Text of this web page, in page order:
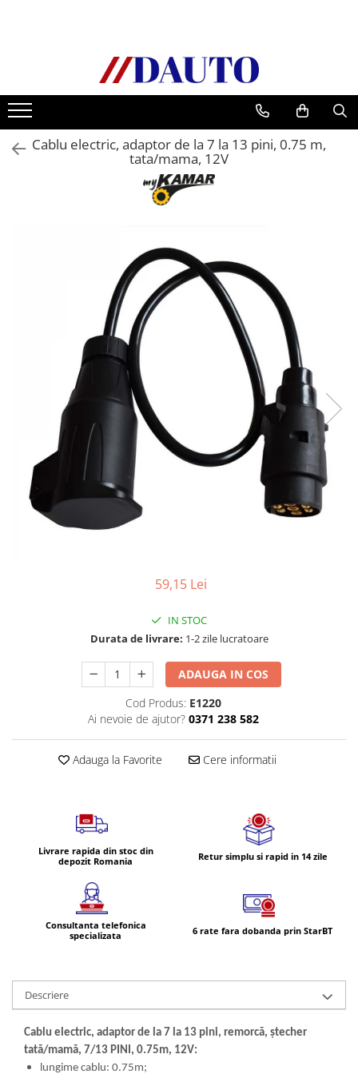
Bullbare, Suporti lumini camioane
Accesorii inox
DAF
CF Euro 6
Mercedes Actros
Mercedes Actros MP2
Mercedes Actros MP3
Mercedes Actros MP4, MP5
Mercedes Actros MP6
Scania R S G P Next Generation
Volvo Aero
Volvo FH 2 Euro 4
Volvo Model FM
Lumini, Becuri, Proiectoare
Accesorii iluminare LED camioane
Bare LED (LED Bar) off-road, auto
Becuri auto
Becuri Led Auto
Becuri Xenon Auto
Faruri Camioane, Utilaje &
Tractoare
Cablu electric, adaptor de la 7 la 13 pini, 0.75 m,
tata/mama, 12V
59,15 Lei
IN STOC
Durata de livrare: 1-2 zile lucratoare
ADAUGA IN COS
Cod Produs: E1220
Ai nevoie de ajutor? 0371 238 582
Adauga la Favorite Cere informatii
Livrare rapida din stoc din
depozit Romania
Retur simplu si rapid in 14 zile
Consultanta telefonica
specializata
6 rate fara dobanda prin StarBT
Descriere
Cablu electric, adaptor de la 7 la 13 pini, remorcă, ștecher
tată/mamă, 7/13 PINI, 0.75m, 12V:
lungime cablu: 0.75m;